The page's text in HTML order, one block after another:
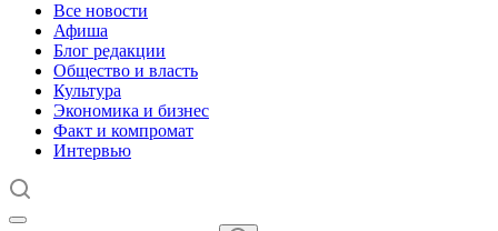
Все новости
Афиша
Блог редакции
Общество и власть
Культура
Экономика и бизнес
Факт и компромат
Интервью